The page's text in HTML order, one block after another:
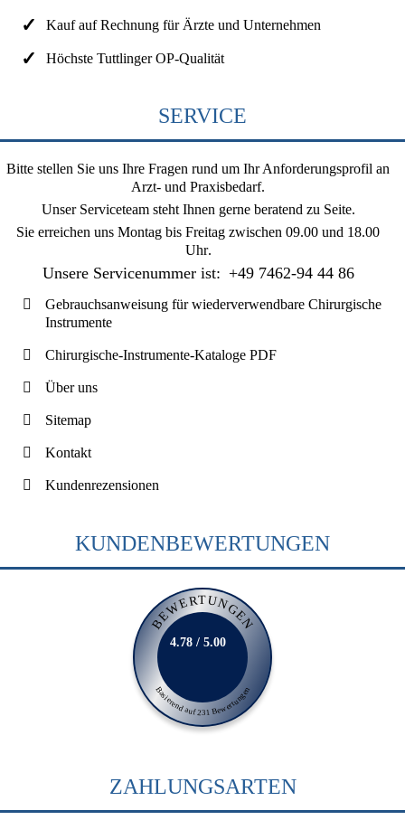
Kauf auf Rechnung für Ärzte und Unternehmen
Höchste Tuttlinger OP-Qualität
SERVICE
Bitte stellen Sie uns Ihre Fragen rund um Ihr Anforderungsprofil an
Arzt- und Praxisbedarf.
Unser Serviceteam steht Ihnen gerne beratend zu Seite.
Sie erreichen uns Montag bis Freitag zwischen 09.00 und 18.00
Uhr.
Unsere Servicenummer ist: +49 7462-94 44 86
Gebrauchsanweisung für wiederverwendbare Chirurgische
Instrumente
Chirurgische-Instrumente-Kataloge PDF
Über uns
Sitemap
Kontakt
Kundenrezensionen
KUNDENBEWERTUNGEN
BEWERTUNGEN
Basierend auf 231 Bewertungen
4.78 / 5.00
ZAHLUNGSARTEN